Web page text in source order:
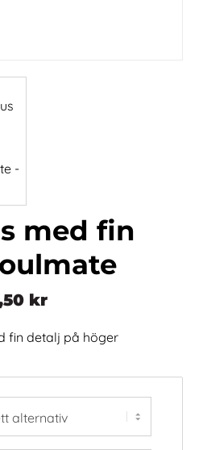
med fin
kr
fin detalj på höger